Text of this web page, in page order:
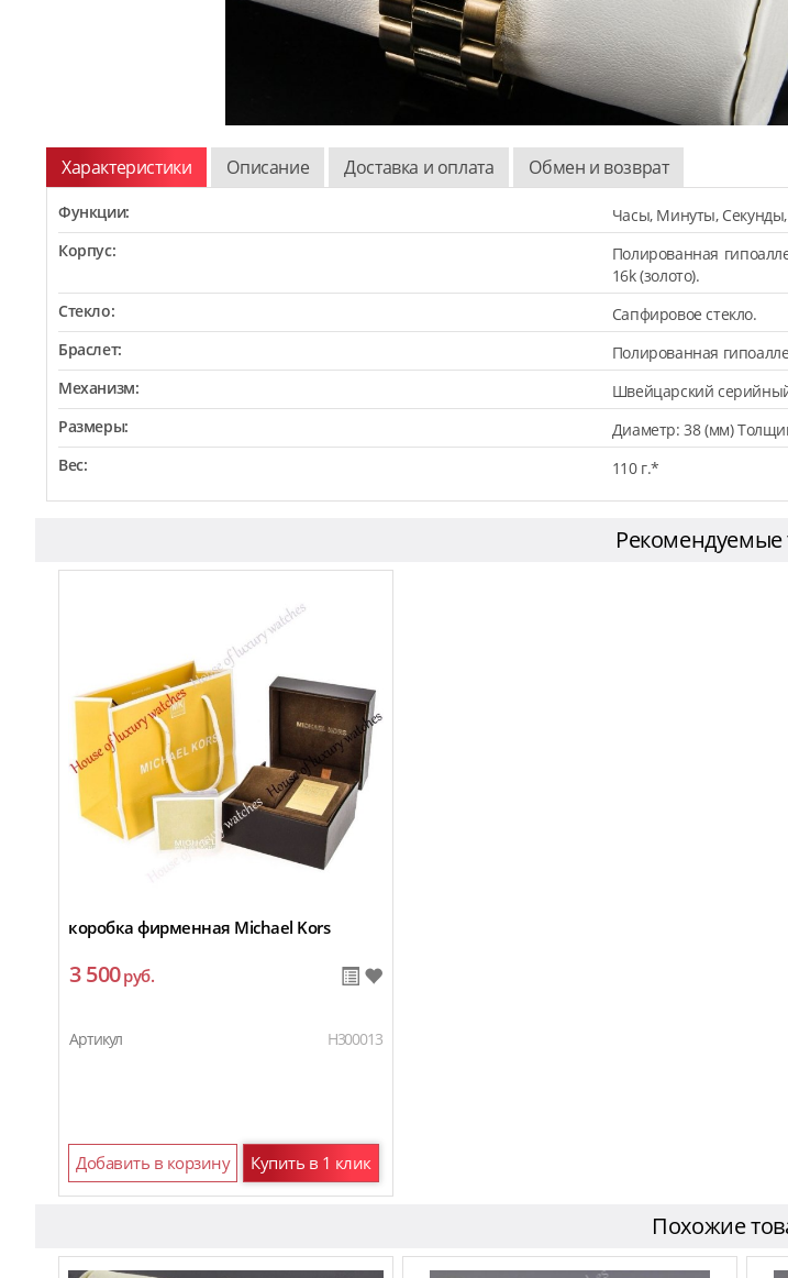
Характеристики Описание Доставка и оплата Обмен и возврат
Функции:
Часы, Минуты,
Корпус:
Полированная
16k (золото).
Стекло:
Сапфировое стекло.
Браслет:
Полированная
Механизм:
Швейцарский
Размеры:
Диаметр: 38 (мм)
Вес:
110 г.*
Рекомендуемые
коробка фирменная Michael Kors
3 500руб.
Артикул H300013
Добавить в корзину Купить в 1 клик
Похожие